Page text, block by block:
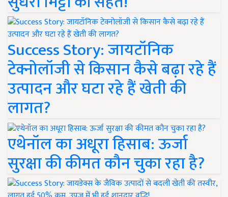
Success Story: जायटॉनिक
टेक्नोलॉजी से किसान कैसे बढ़ा रहे हैं
उत्पादन और घटा रहे हैं खेती की
लागत?
एथेनॉल का अधूरा हिसाब: ऊर्जा
सुरक्षा की कीमत कौन चुका रहा है?